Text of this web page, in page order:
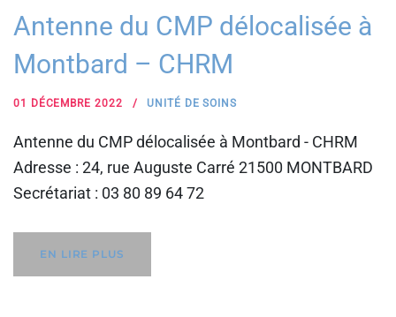
Antenne du CMP délocalisée à
Montbard – CHRM
01 DÉCEMBRE 2022 UNITÉ DE SOINS
Antenne du CMP délocalisée à Montbard - CHRM
Adresse : 24, rue Auguste Carré 21500 MONTBARD
Secrétariat : 03 80 89 64 72
EN LIRE PLUS